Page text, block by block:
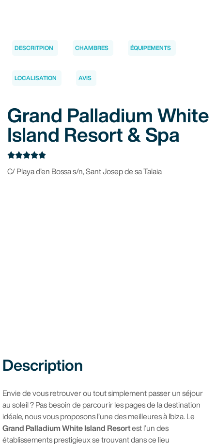
DESCRITPION CHAMBRES ÉQUIPEMENTS
LOCALISATION AVIS
Grand Palladium White
Island Resort & Spa

C/ Playa d’en Bossa s/n, Sant Josep de sa Talaia
Description
Envie de vous retrouver ou tout simplement passer un séjour
au soleil ? Pas besoin de parcourir les pages de la destination
idéale, nous vous proposons l’une des meilleures à Ibiza. Le
Grand Palladium White Island Resortest l’un des
établissements prestigieux se trouvant dans ce lieu